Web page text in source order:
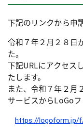
下記のリンクから申
令和７年２月２８日
た。
下記URLにアクセス
たします。
また、令和７年２月
サービスからLoGo
https://logoform.jp/